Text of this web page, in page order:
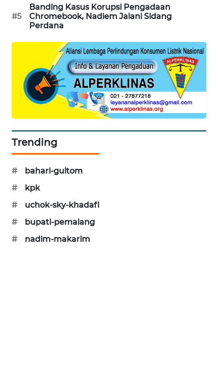
#5
Banding Kasus Korupsi Pengadaan
Chromebook, Nadiem Jalani Sidang
Perdana
Trending
#
bahari-gultom
#
kpk
#
uchok-sky-khadafi
#
bupati-pemalang
#
nadim-makarim
MARTABAT
NET
PLN
MKLI
LPKKI
LKKI
KOPEKLIN
KONSUMEN
FORWAMKI
ALPERKLINAS